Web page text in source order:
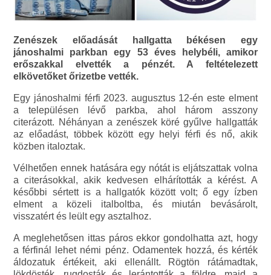
Zenészek előadását hallgatta békésen egy
jánoshalmi parkban egy 53 éves helybéli, amikor
erőszakkal elvették a pénzét. A feltételezett
elkövetőket őrizetbe vették.
Egy jánoshalmi férfi 2023. augusztus 12-én este elment
a településen lévő parkba, ahol három asszony
citerázott. Néhányan a zenészek köré gyűlve hallgatták
az előadást, többek között egy helyi férfi és nő, akik
közben italoztak.
Vélhetően ennek hatására egy nótát is eljátszattak volna
a citerásokkal, akik kedvesen elhárították a kérést. A
későbbi sértett is a hallgatók között volt; ő egy ízben
elment a közeli italboltba, és miután bevásárolt,
visszatért és leült egy asztalhoz.
A meglehetősen ittas páros ekkor gondolhatta azt, hogy
a férfinál lehet némi pénz. Odamentek hozzá, és kérték
áldozatuk értékeit, aki ellenállt. Rögtön rátámadtak,